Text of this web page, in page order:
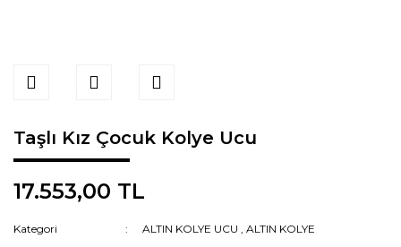
Taşlı Kız Çocuk Kolye Ucu
17.553,00 TL
Kategori ALTIN KOLYE UCU ,ALTIN KOLYE